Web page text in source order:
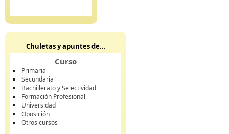
Chuletas y apuntes de...
Curso
Primaria
Secundaria
Bachillerato y Selectividad
Formación Profesional
Universidad
Oposición
Otros cursos